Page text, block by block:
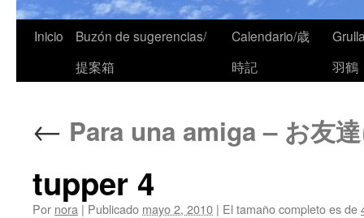
Inicio
Buzón de sugerencias/
提案箱
Calendario/歳
時記
羽鶴
← Para una amiga – お友
tupper 4
Por nora | Publicado mayo 2, 2010 | El tamaño completo es de